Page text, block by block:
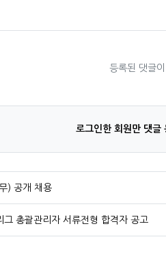
등록된 댓글
로그인한 회원만 댓글
) 공개 채용
그 총괄관리자 서류전형 합격자 공고